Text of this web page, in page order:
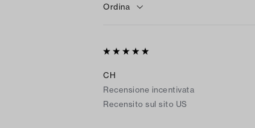
Ordina
CH
Recensione incentivata
Recensito sul sito US